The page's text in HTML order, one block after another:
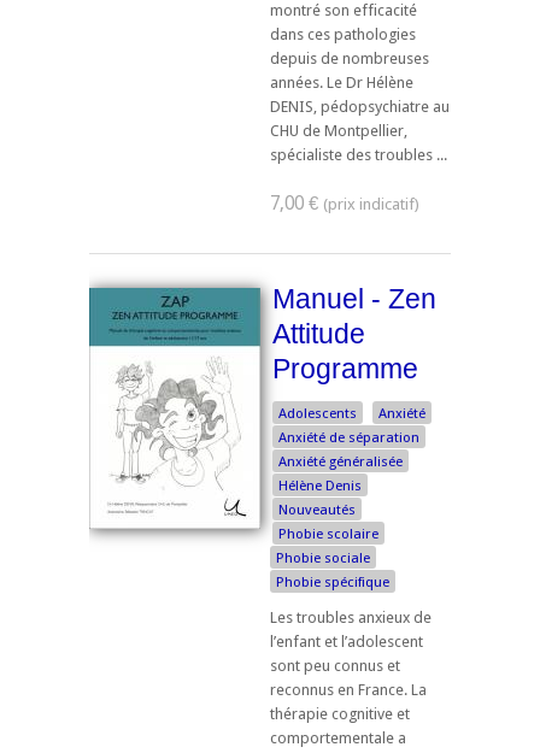
montré son efficacité
dans ces pathologies
depuis de nombreuses
années. Le Dr Hélène
DENIS, pédopsychiatre au
CHU de Montpellier,
spécialiste des troubles ...
7,00 €
Manuel - Zen
Attitude
Programme
Adolescents
Anxiété
Anxiété de séparation
Anxiété généralisée
Hélène Denis
Nouveautés
Phobie scolaire
Phobie sociale
Phobie spécifique
Les troubles anxieux de
l’enfant et l’adolescent
sont peu connus et
reconnus en France. La
thérapie cognitive et
comportementale a